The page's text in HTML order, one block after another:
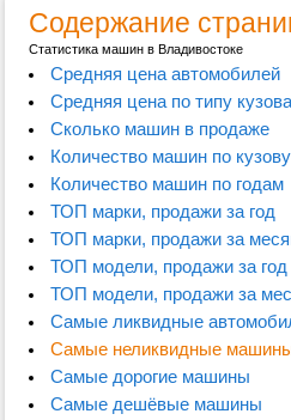
Содержание
Статистика машин в Владивостоке
Средняя цена автомобилей
Средняя цена по типу кузова
Сколько машин в продаже
Количество машин по кузову
Количество машин по годам
ТОП марки, продажи за год
ТОП марки, продажи за
ТОП модели, продажи за год
ТОП модели, продажи за
Самые ликвидные
Самые неликвидные
Самые дорогие машины
Самые дешёвые машины